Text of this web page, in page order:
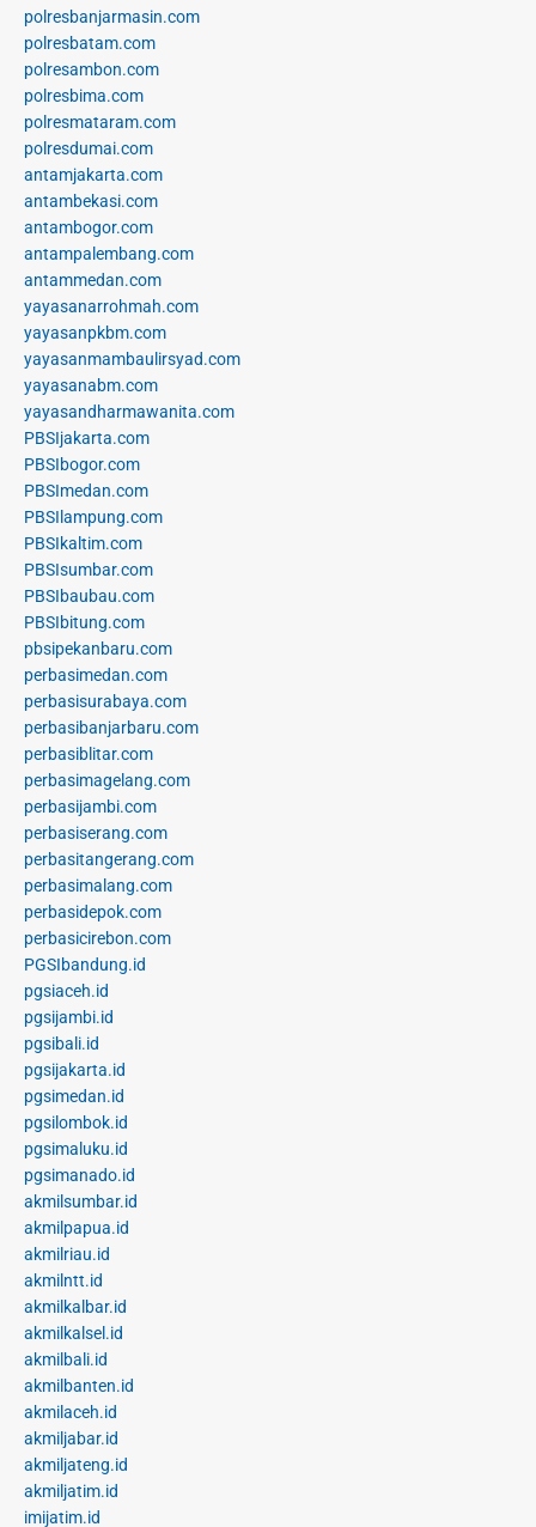
polresbanjarmasin.com
polresbatam.com
polresambon.com
polresbima.com
polresmataram.com
polresdumai.com
antamjakarta.com
antambekasi.com
antambogor.com
antampalembang.com
antammedan.com
yayasanarrohmah.com
yayasanpkbm.com
yayasanmambaulirsyad.com
yayasanabm.com
yayasandharmawanita.com
PBSIjakarta.com
PBSIbogor.com
PBSImedan.com
PBSIlampung.com
PBSIkaltim.com
PBSIsumbar.com
PBSIbaubau.com
PBSIbitung.com
pbsipekanbaru.com
perbasimedan.com
perbasisurabaya.com
perbasibanjarbaru.com
perbasiblitar.com
perbasimagelang.com
perbasijambi.com
perbasiserang.com
perbasitangerang.com
perbasimalang.com
perbasidepok.com
perbasicirebon.com
PGSIbandung.id
pgsiaceh.id
pgsijambi.id
pgsibali.id
pgsijakarta.id
pgsimedan.id
pgsilombok.id
pgsimaluku.id
pgsimanado.id
akmilsumbar.id
akmilpapua.id
akmilriau.id
akmilntt.id
akmilkalbar.id
akmilkalsel.id
akmilbali.id
akmilbanten.id
akmilaceh.id
akmiljabar.id
akmiljateng.id
akmiljatim.id
imijatim.id